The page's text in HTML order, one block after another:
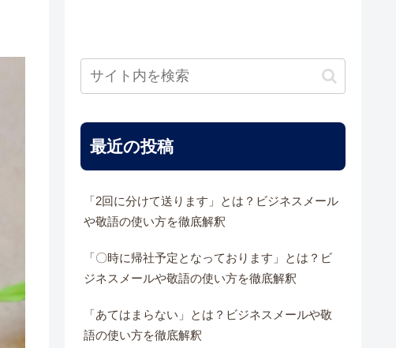
最近の投稿
「2回に分けて送ります」とは？ビジネスメール
や敬語の使い方を徹底解釈
「〇時に帰社予定となっております」とは？ビ
ジネスメールや敬語の使い方を徹底解釈
「あてはまらない」とは？ビジネスメールや敬
語の使い方を徹底解釈